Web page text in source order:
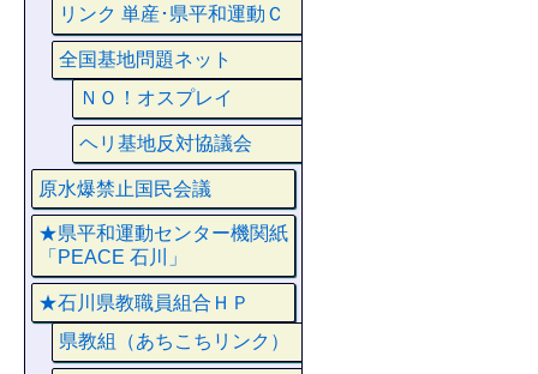
リンク 単産･県平和運動Ｃ
全国基地問題ネット
ＮＯ！オスプレイ
ヘリ基地反対協議会
原水爆禁止国民会議
★県平和運動センター機関紙
「PEACE 石川」
★石川県教職員組合ＨＰ
県教組（あちこちリンク）